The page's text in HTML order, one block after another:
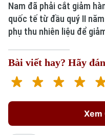
Xu hướng
Nam đã phải cắt giảm
quốc tế từ đầu quý II
phụ thu nhiên liệu để
Bài viết hay? Hãy
Xem